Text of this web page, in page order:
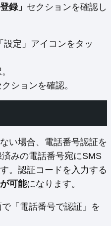
録」 セクションを確認し
定」アイコンをタッ
ションを確認。
い場合、電話番号認証を
みの電話番号宛にSMS
。認証コードを入力する
可能になります。
「電話番号で認証」を